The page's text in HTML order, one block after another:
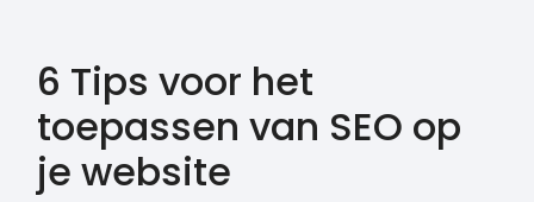
6 Tips voor het
toepassen van SEO op
je website